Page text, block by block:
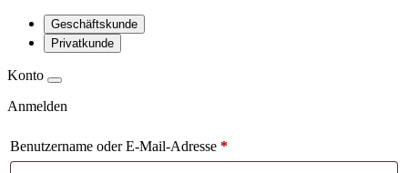
Geschäftskunde
Privatkunde
Konto
Anmelden
Benutzername oder E-Mail-Adresse *